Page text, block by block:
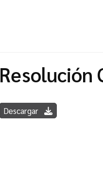
Resolución
Descargar